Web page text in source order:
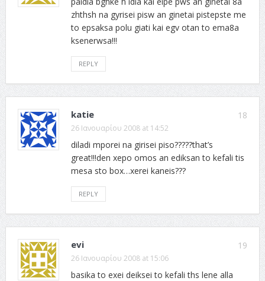
zhthsh na gyrisei pisw an ginetai pistepste me
to epsaksa polu giati kai egv otan to ema8a
ksenerwsa!!!
REPLY
18
katie
26 Ιανουαρίου 2008 at 14:52
diladi mporei na girisei piso?????that’s
great!!!den xepo omos an ediksan to kefali tis
mesa sto box…xerei kaneis???
REPLY
19
evi
26 Ιανουαρίου 2008 at 15:06
basika to exei deiksei to kefali ths lene alla